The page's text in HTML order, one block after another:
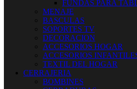
FUNDAS PARA
MENAJE
BASCULAS
SOPORTES TV
DECORACION
ACCESORIOS HOGAR
ACCESORIOS
TEXTIL DEL HOGAR
CERRAJERIA
BOMBINES